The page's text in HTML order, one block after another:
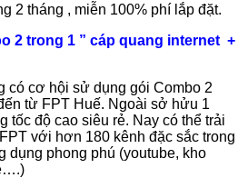
2 tháng , miễn 100% phí lắp đặt.
2 trong 1 ” cáp quang internet +
có cơ hội sử dụng gói Combo 2
từ FPT Huế. Ngoài sở hửu 1
tốc độ cao siêu rẻ. Nay có thể trải
với hơn 180 kênh đặc sắc trong
dụng phong phú (youtube, kho